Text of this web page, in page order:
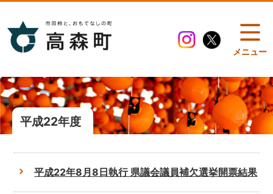
メニュー
平成22年度
平成22年8月8日執行 県議会議員補欠選挙開票結果